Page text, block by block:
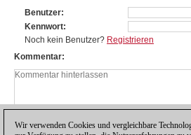
Benutzer
Kennwort
Noch kein Benutzer? Registrieren
Kommentar
Wir verwenden Cookies und vergleichbare